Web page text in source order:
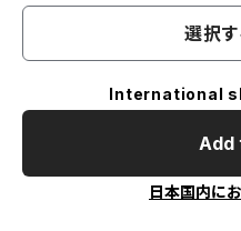
選択す
International
Add
日本国内に